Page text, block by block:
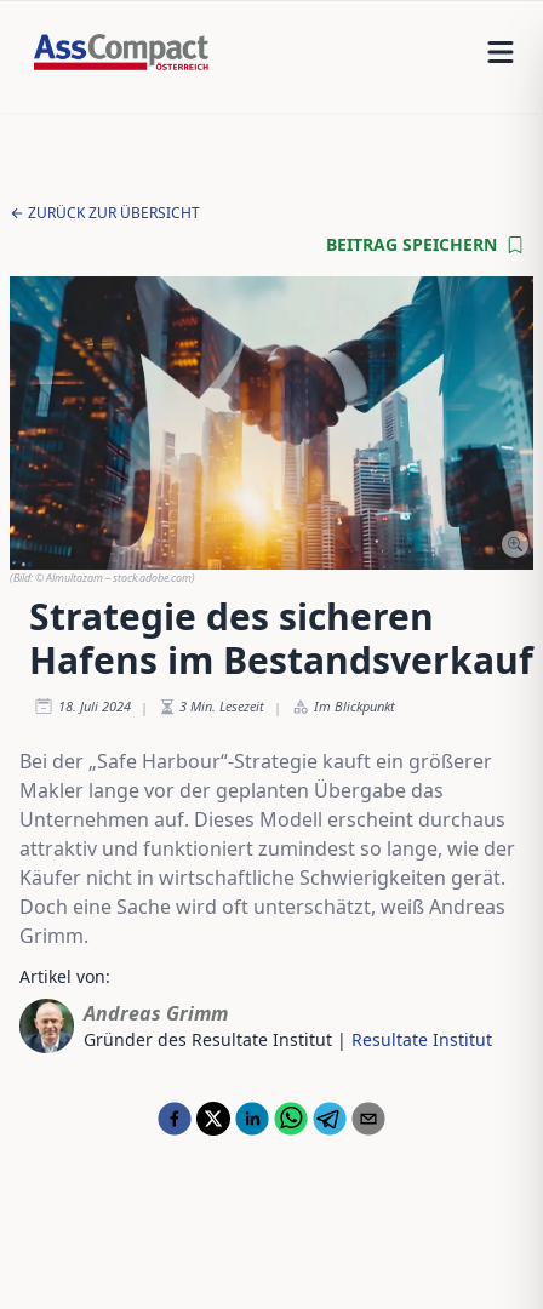
ZURÜCK ZUR ÜBERSICHT
BEITRAG SPEICHERN
(Bild:© Almultazam – stock.adobe.com)
Strategie des sicheren
Hafens im Bestandsverkauf
18. Juli 2024 | 3 Min. Lesezeit | Im Blickpunkt
Bei der „Safe Harbour“-Strategie kauft ein größerer
Makler lange vor der geplanten Übergabe das
Unternehmen auf. Dieses Modell erscheint durchaus
attraktiv und funktioniert zumindest so lange, wie der
Käufer nicht in wirtschaftliche Schwierigkeiten gerät.
Doch eine Sache wird oft unterschätzt, weiß Andreas
Grimm.
Artikel von:
Andreas Grimm
Gründer des Resultate Institut | Resultate Institut